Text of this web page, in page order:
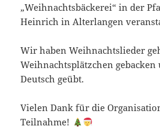
„Weihnachtsbäckerei“ in der
Heinrich in Alterlangen
Wir haben Weihnachtslieder
Weihnachtsplätzchen
Deutsch geübt.
Vielen Dank für die
Teilnahme!